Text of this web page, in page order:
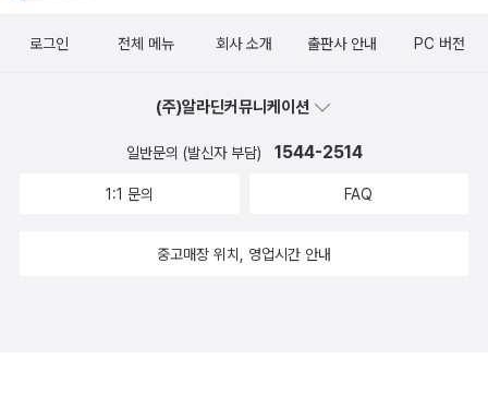
로그인 전체 메뉴 회사 소개 출판사 안내 PC 버전
(주)알라딘커뮤니케이션
일반문의 (발신자 부담) 1544-2514
1:1 문의 FAQ
중고매장 위치, 영업시간 안내